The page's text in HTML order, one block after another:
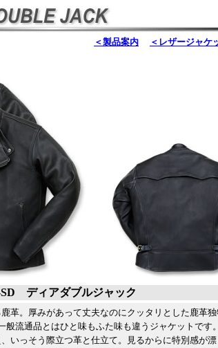
＜製品案内 ＜レザージャケ
SD ディアダブルジャック
革。厚みがあって丈夫なのにクッタリとした鹿革
流通品とはひと味もふた味も違うジャケットです。
いっそう際立つ革と仕立て。見るからに特別感が漂